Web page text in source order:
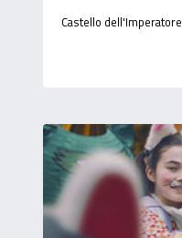
Castello dell'Imperatore